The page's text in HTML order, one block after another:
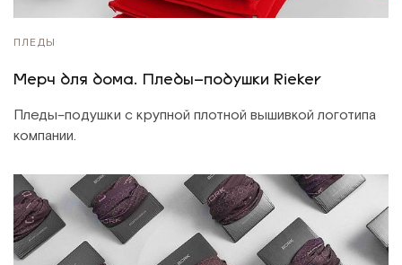
ПЛЕДЫ
Мерч для дома. Пледы–подушки Rieker
Пледы–подушки с крупной плотной вышивкой логотипа
компании.